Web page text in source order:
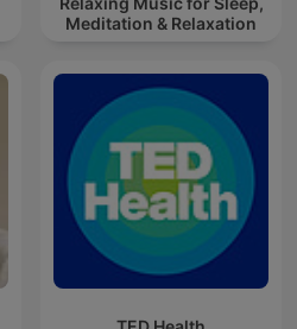
Meditation & Relaxation